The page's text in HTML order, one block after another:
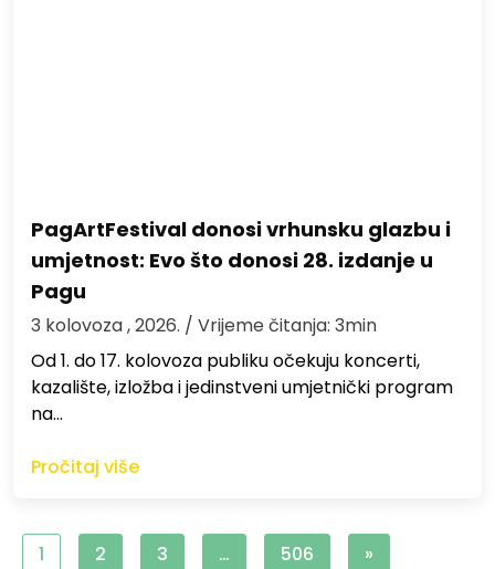
PagArtFestival donosi vrhunsku glazbu i
umjetnost: Evo što donosi 28. izdanje u
Pagu
3 kolovoza , 2026. / Vrijeme čitanja: 3min
Od 1. do 17. kolovoza publiku očekuju koncerti,
kazalište, izložba i jedinstveni umjetnički program
na…
Pročitaj više
1 2 3 … 506 »